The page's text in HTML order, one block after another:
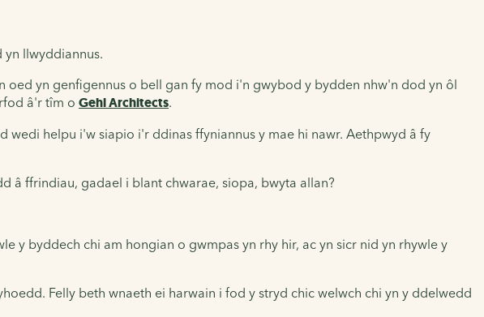
llwyddiannus.
yn genfigennus o bell gan fy mod i'n gwybod y bydden nhw'n dod yn ôl
â'r tîm o Gehl Architects.
helpu i'w siapio i'r ddinas ffyniannus y mae hi nawr. Aethpwyd â fy
â ffrindiau, gadael i blant chwarae, siopa, bwyta allan?
y byddech chi am hongian o gwmpas yn rhy hir, ac yn sicr nid yn rhywle y
Felly beth wnaeth ei harwain i fod y stryd chic welwch chi yn y ddelwedd